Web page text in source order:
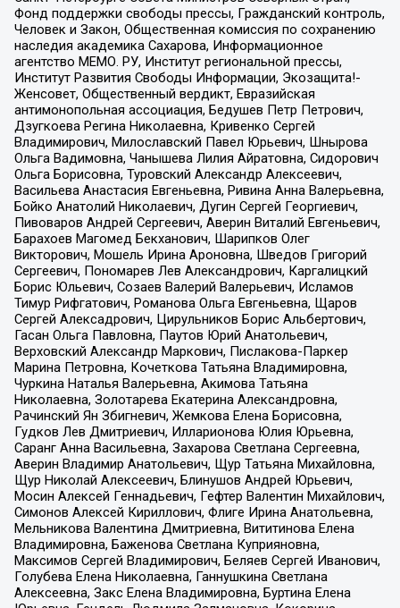
Фонд поддержки свободы прессы, Гражданский контроль,
Человек и Закон, Общественная комиссия по сохранению
наследия академика Сахарова, Информационное
агентство МЕМО. РУ, Институт региональной прессы,
Институт Развития Свободы Информации, Экозащита!-
Женсовет, Общественный вердикт, Евразийская
антимонопольная ассоциация, Бедушев Петр Петрович,
Дзугкоева Регина Николаевна, Кривенко Сергей
Владимирович, Милославский Павел Юрьевич, Шнырова
Ольга Вадимовна, Чанышева Лилия Айратовна, Сидорович
Ольга Борисовна, Туровский Александр Алексеевич,
Васильева Анастасия Евгеньевна, Ривина Анна Валерьевна,
Бойко Анатолий Николаевич, Дугин Сергей Георгиевич,
Пивоваров Андрей Сергеевич, Аверин Виталий Евгеньевич,
Барахоев Магомед Бекханович, Шарипков Олег
Викторович, Мошель Ирина Ароновна, Шведов Григорий
Сергеевич, Пономарев Лев Александрович, Каргалицкий
Борис Юльевич, Созаев Валерий Валерьевич, Исламов
Тимур Рифгатович, Романова Ольга Евгеньевна, Щаров
Сергей Алексадрович, Цирульников Борис Альбертович,
Гасан Ольга Павловна, Паутов Юрий Анатольевич,
Верховский Александр Маркович, Пислакова-Паркер
Марина Петровна, Кочеткова Татьяна Владимировна,
Чуркина Наталья Валерьевна, Акимова Татьяна
Николаевна, Золотарева Екатерина Александровна,
Рачинский Ян Збигневич, Жемкова Елена Борисовна,
Гудков Лев Дмитриевич, Илларионова Юлия Юрьевна,
Саранг Анна Васильевна, Захарова Светлана Сергеевна,
Аверин Владимир Анатольевич, Щур Татьяна Михайловна,
Щур Николай Алексеевич, Блинушов Андрей Юрьевич,
Мосин Алексей Геннадьевич, Гефтер Валентин Михайлович,
Симонов Алексей Кириллович, Флиге Ирина Анатольевна,
Мельникова Валентина Дмитриевна, Вититинова Елена
Владимировна, Баженова Светлана Куприяновна,
Максимов Сергей Владимирович, Беляев Сергей Иванович,
Голубева Елена Николаевна, Ганнушкина Светлана
Алексеевна, Закс Елена Владимировна, Буртина Елена